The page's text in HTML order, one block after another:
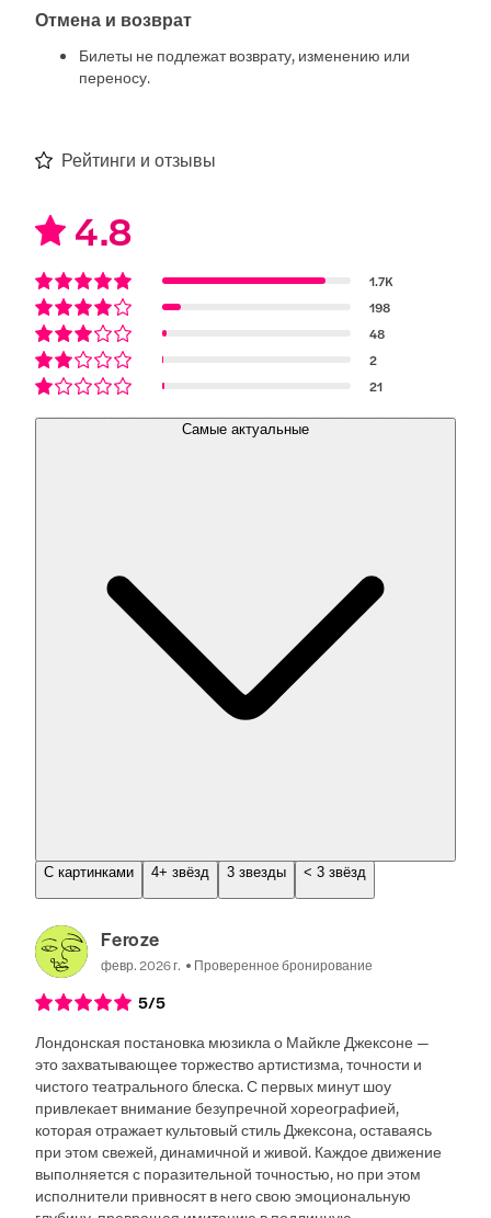
Отмена и возврат
Билеты не подлежат возврату, изменению или
переносу.
Рейтинги и отзывы
4.8
1.7K
198
48
2
21
Самые актуальные
С картинками 4+ звёзд 3 звезды < 3 звёзд
Feroze
февр. 2026 г. Проверенное бронирование
5/5
Лондонская постановка мюзикла о Майкле Джексоне —
это захватывающее торжество артистизма, точности и
чистого театрального блеска. С первых минут шоу
привлекает внимание безупречной хореографией,
которая отражает культовый стиль Джексона, оставаясь
при этом свежей, динамичной и живой. Каждое движение
выполняется с поразительной точностью, но при этом
исполнители привносят в него свою эмоциональную